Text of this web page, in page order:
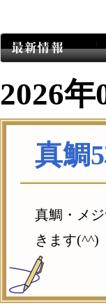
2026年
真鯛
真鯛・メ
きます(^^)